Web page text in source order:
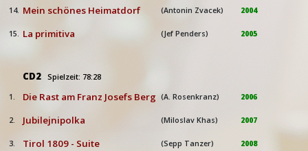
14. Mein schönes Heimatdorf (Antonin Zvacek) 2004
15. La primitiva (Jef Penders) 2005
CD2 Spielzeit: 78:28
1. Die Rast am Franz Josefs Berg (A. Rosenkranz) 2006
2. Jubilejnipolka (Miloslav Khas) 2007
3. Tirol 1809 - Suite (Sepp Tanzer) 2008